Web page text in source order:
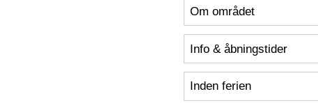
Om området
Info & åbningstider
Inden ferien